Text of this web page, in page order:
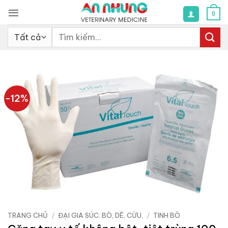
qua
nội
dung
0
Tìm
-12%
TRANG CHỦ / ĐẠI GIA SÚC: BÒ, DÊ, CỪU, / TINH BÒ